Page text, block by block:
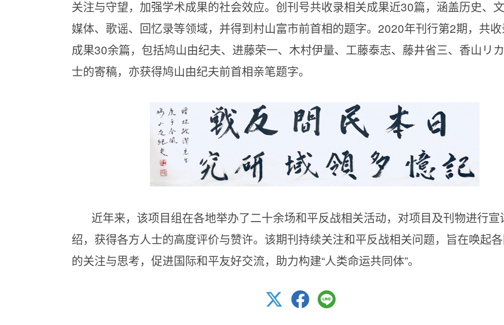
关注与守望，加强学术成果的社会效应。创刊号共收录相关成果近30篇，涵盖历史、文
媒体、歌谣、回忆录等领域，并得到村山富市前首相的题字。 2020年刊行第2期，共
成果30余篇，包括鸠山由纪夫、进藤荣一、木村伊量、工藤泰志、藤井省三、香山リ
士的寄稿，亦获得鸠山由纪夫前首相亲笔题字。
近年来，该项目组在各地举办了二十余场和平反战相关活动，对项目及刊物进行宣
绍，获得各方人士的高度评价与赞许。该期刊持续关注和平反战相关问题，旨在唤起
的关注与思考，促进国际和平友好交流，助力构建“人类命运共同体”。